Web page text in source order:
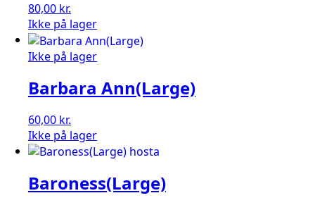
80,00 kr.
Ikke på lager
Ikke på lager
Barbara Ann(Large)
60,00 kr.
Ikke på lager
Baroness(Large)